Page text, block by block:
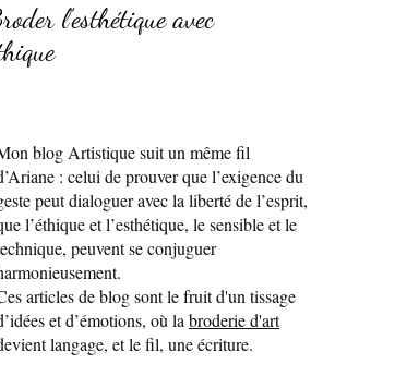
l’esthétique avec
blog Artistique suit un même fil
: celui de prouver que l’exigence du
peut dialoguer avec la liberté de l’esprit,
l’éthique et l’esthétique, le sensible et le
peuvent se conjuguer
articles de blog sont le fruit d'un tissage
et d’émotions, où labroderie d'art
langage, et le fil, une écriture.